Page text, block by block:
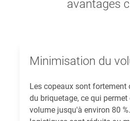
avantages
Minimisation du
Les copeaux sont fortement
du briquetage, ce qui permet
volume jusqu'à environ 80